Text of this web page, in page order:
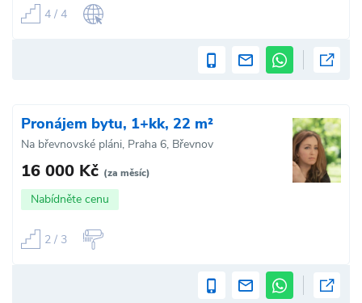
4 / 4
Pronájem bytu, 1+kk, 22 m²
Na břevnovské pláni, Praha 6, Břevnov
16 000 Kč (za měsíc)
Nabídněte cenu
2 / 3